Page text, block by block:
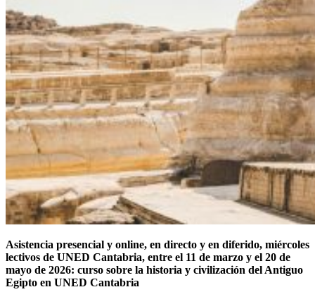
Asistencia presencial y online, en directo y en diferido, miércoles
lectivos de UNED Cantabria, entre el 11 de marzo y el 20 de
mayo de 2026: curso sobre la historia y civilización del Antiguo
Egipto en UNED Cantabria